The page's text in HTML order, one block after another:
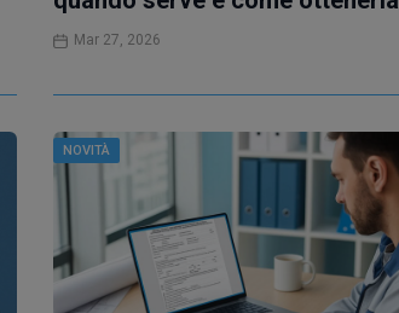
Mar 27, 2026
NOVITÀ